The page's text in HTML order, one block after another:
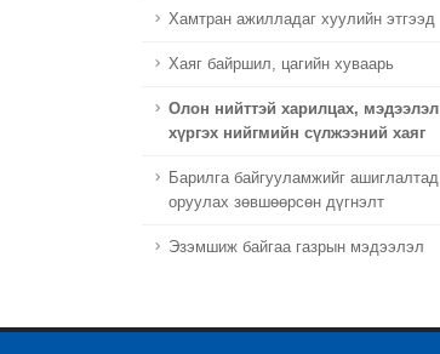
Хамтран ажилладаг хуулийн этгээд
Хаяг байршил, цагийн хуваарь
Олон нийттэй харилцах, мэдээлэл
хүргэх нийгмийн сүлжээний хаяг
Барилга байгууламжийг ашиглалтад
оруулах зөвшөөрсөн дүгнэлт
Эзэмшиж байгаа газрын мэдээлэл